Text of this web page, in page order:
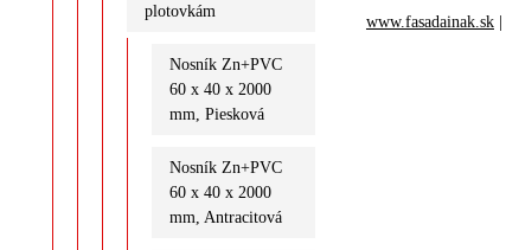
plotovkám
Nosník Zn+PVC
60 x 40 x 2000
mm, Piesková
Nosník Zn+PVC
60 x 40 x 2000
mm, Antracitová
www.fasadainak.sk|